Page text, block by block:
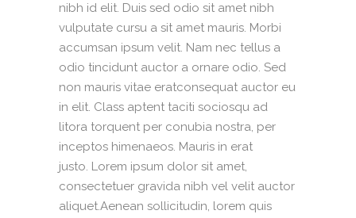
nibh id elit. Duis sed odio sit amet nibh
vulputate cursu a sit amet mauris. Morbi
accumsan ipsum velit. Nam nec tellus a
odio tincidunt auctor a ornare odio. Sed
non mauris vitae eratconsequat auctor eu
in elit. Class aptent taciti sociosqu ad
litora torquent per conubia nostra, per
inceptos himenaeos. Mauris in erat
justo. Lorem ipsum dolor sit amet,
consectetuer gravida nibh vel velit auctor
aliquet.Aenean sollicitudin, lorem quis